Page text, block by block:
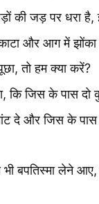
की जड़ पर धरा
और आग में झोंका
तो हम क्या करें?
कि जिस के पास
दे और जिस के पास
बपतिस्मा लेने